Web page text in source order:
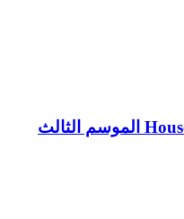
مسلسل House of the Dragon الموسم الثالث